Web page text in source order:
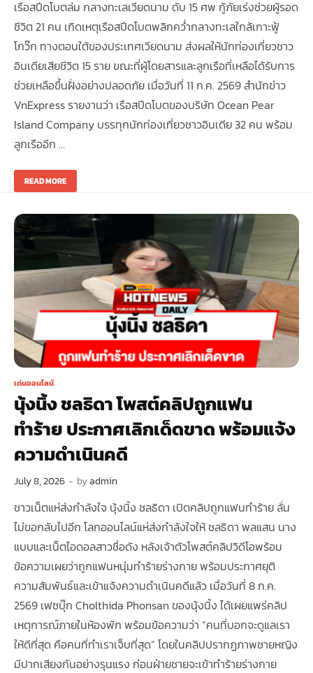
เรือสปีดโบตล่ม กลางทะเลเวียดนาม ดับ 15 ศพ กู้ภัยเร่งช่วยผู้รอด
ชีวิต 21 คน เกิดเหตุเรือสปีดโบตพลิกคว่ำกลางทะเลใกล้เกาะฟู้
โกว๊ก ทางตอนใต้ของประเทศเวียดนาม ส่งผลให้นักท่องเที่ยวชาว
อินเดียเสียชีวิต 15 ราย ขณะที่ผู้โดยสารและลูกเรือที่เหลือได้รับการ
ช่วยเหลือขึ้นฝั่งอย่างปลอดภัย เมื่อวันที่ 11 ก.ค. 2569 สำนักข่าว
VnExpress รายงานว่า เรือสปีดโบตของบริษัท Ocean Pear
Island Company บรรทุกนักท่องเที่ยวชาวอินเดีย 32 คน พร้อม
ลูกเรืออีก …
READ MORE
เด่นออนไลน์
นุ้งนิ้ง ชลธิดา โพสต์คลิปถูกแฟน
ทำร้าย ประกาศเลิกเด็ดขาด พร้อมแจ้ง
ความดำเนินคดี
July 8, 2026 - byadmin
ชาวเน็ตแห่ส่งกำลังใจ นุ้งนิ้ง ชลธิดา เปิดคลิปถูกแฟนทำร้าย ลั่น
ไม่ขอกลับไปอีก โลกออนไลน์แห่ส่งกำลังใจให้ ชลธิดา พลแสน นาง
แบบและเน็ตไอดอลสาวชื่อดัง หลังเจ้าตัวโพสต์คลิปวิดีโอพร้อม
ข้อความเผยว่าถูกแฟนหนุ่มทำร้ายร่างกาย พร้อมประกาศยุติ
ความสัมพันธ์และเข้าแจ้งความดำเนินคดีแล้ว เมื่อวันที่ 8 ก.ค.
2569 เฟซบุ๊ก Cholthida Phonsan ของนุ้งนิ้ง ได้เผยแพร่คลิป
เหตุการณ์ภายในห้องพัก พร้อมข้อความว่า “คนที่บอกจะดูแลเรา
ให้ดีที่สุด คือคนที่ทำเราเจ็บที่สุด” โดยในคลิปปรากฏภาพชายหญิง
มีปากเสียงกันอย่างรุนแรง ก่อนฝ่ายชายจะเข้าทำร้ายร่างกาย